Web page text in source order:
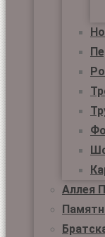
Аллея